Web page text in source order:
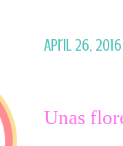
April 26, 2016
Unas